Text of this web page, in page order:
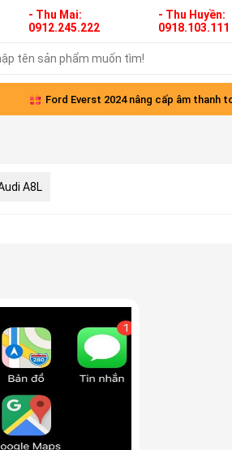
- Thu Mai:
0912.245.222
- Thu Huyền:
0918.103.111
Ford Everst 2024 nâng cấp âm thanh
A8L